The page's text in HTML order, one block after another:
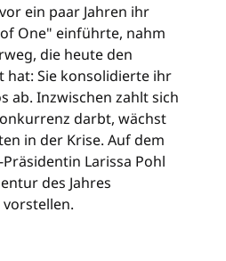
ein paar Jahren ihr
One" einführte, nahm
die heute den
hat: Sie konsolidierte ihr
ab. Inzwischen zahlt sich
darbt, wächst
in der Krise. Auf dem
Larissa Pohl
des Jahres